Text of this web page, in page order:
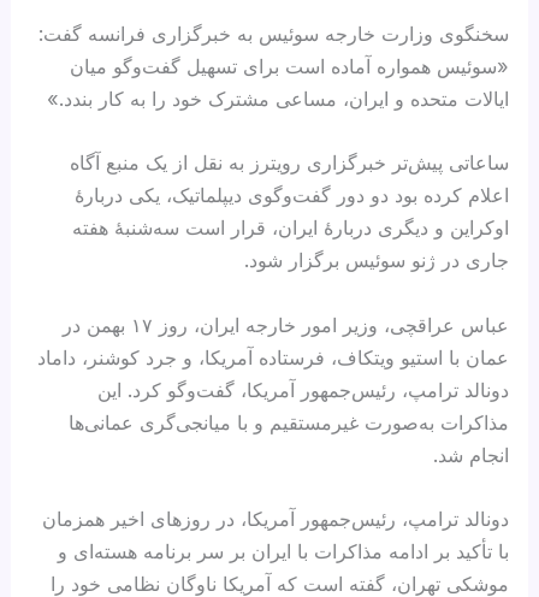
سخنگوی وزارت خارجه سوئیس به خبرگزاری فرانسه گفت:
«سوئیس همواره آماده است برای تسهیل گفت‌وگو میان
ایالات متحده و ایران، مساعی مشترک خود را به کار بندد.»
ساعاتی پیش‌تر خبرگزاری رویترز به نقل از یک منبع آگاه
اعلام کرده بود دو دور گفت‌وگوی دیپلماتیک، یکی دربارهٔ
اوکراین و دیگری دربارهٔ ایران، قرار است سه‌شنبهٔ هفته
جاری در ژنو سوئیس برگزار شود.
عباس عراقچی، وزیر امور خارجه ایران، روز ۱۷ بهمن در
عمان با استیو ویتکاف، فرستاده آمریکا، و جرد کوشنر، داماد
دونالد ترامپ، رئیس‌جمهور آمریکا، گفت‌وگو کرد. این
مذاکرات به‌صورت غیرمستقیم و با میانجی‌گری عمانی‌ها
انجام شد.
دونالد ترامپ، رئیس‌جمهور آمریکا، در روزهای اخیر همزمان
با تأکید بر ادامه مذاکرات با ایران بر سر برنامه هسته‌ای و
موشکی تهران، گفته است که آمریکا ناوگان نظامی خود را